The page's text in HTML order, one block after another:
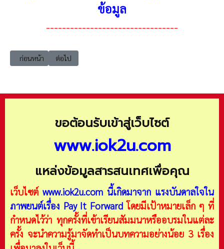
ข้อมูล
---------------------------------
เนื้อหาก่อนหน้า: Industry4_index_malay เครื่องมือการประเมินความพร้อม
ก่อนหน้า เนื้อหาถัดไป: Industry4_index_thai ดัชนีชี้วัดระดับความพร้
ต่อไป
ขอต้อนรับเข้าสู่เว็บไซต์
www.iok2u.com
แหล่งข้อมูลสารสนเทศเพื่อคุณ
เว็บไซต์ www.iok2u.com นี้เกิดมาจาก แรงบันดาลใจใน
ภาพยนต์เรื่อง Pay It Forward โดยมีเป้าหมายเล็ก ๆ ที่
กำหนดไว้ว่า ทุกครั้งที่เข้าเรียนสัมมนาหรืออบรมในแต่ละ
ครั้ง จะนำความรู้มาจัดทำเป็นบทความอย่างน้อย 3 เรื่อง